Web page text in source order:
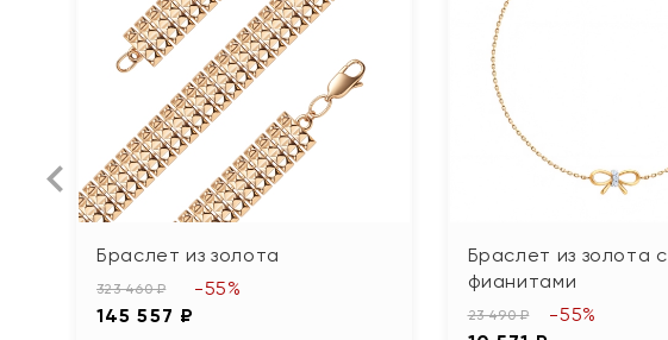
Браслет из золота
323 460 ₽
145 557 ₽
-55%
Браслет из золота с
фианитами
23 490 ₽ -55%